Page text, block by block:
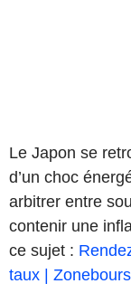
Le Japon se
d’un choc
arbitrer entre
contenir une
ce sujet :
taux |